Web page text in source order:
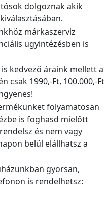
dolgoznak akik
márkaszerviz
ügyintézésben is
is kedvező áraink mellett a
csak 1990,-Ft, 100.000,-Ft
folyamatosan
is foghasd mielőtt
és nem vagy
belül elállhatsz a
gyorsan,
is rendelhetsz: